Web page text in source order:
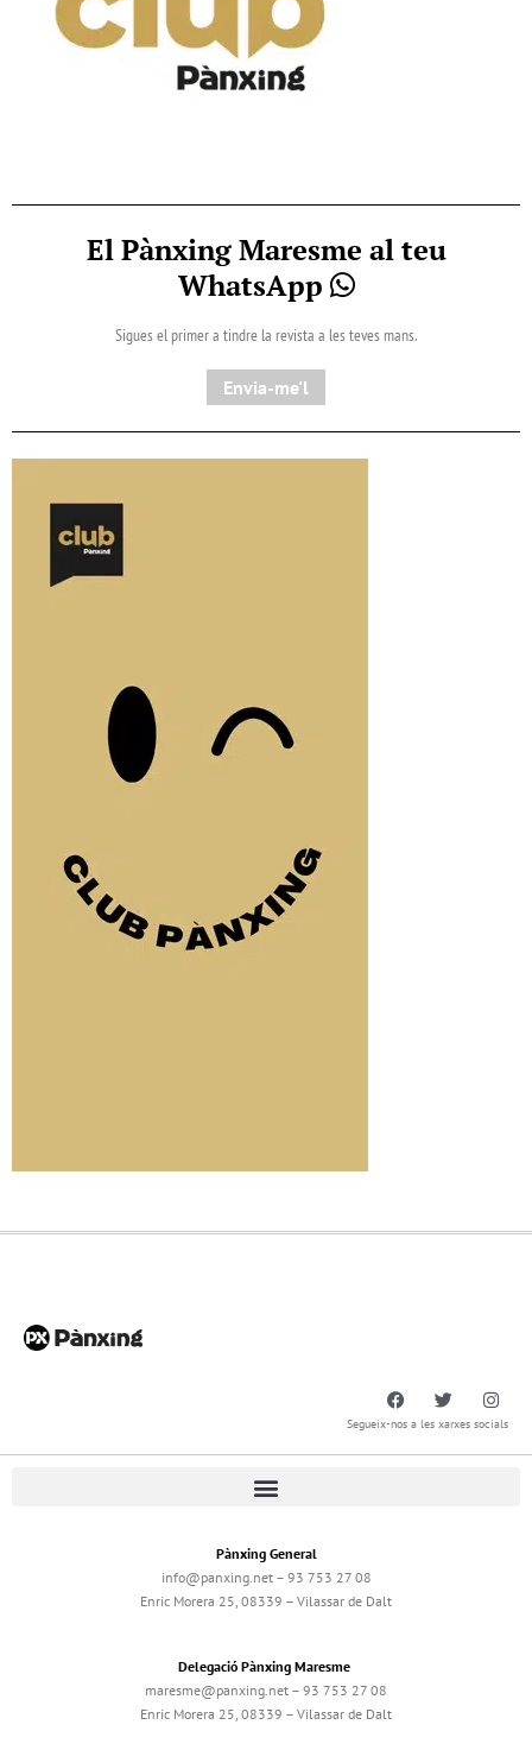
El Pànxing Maresme al teu
WhatsApp
Sigues el primer a tindre la revista a les teves mans.
Envia-me'l
Segueix-nos a les xarxes socials
Pànxing General
info@panxing.net – 93 753 27 08
Enric Morera 25, 08339 – Vilassar de Dalt
Delegació Pànxing Maresme
maresme@panxing.net – 93 753 27 08
Enric Morera 25, 08339 – Vilassar de Dalt